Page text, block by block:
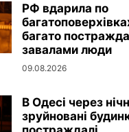
РФ вдарила по
багато
завалами люди
09.08.2026
В Одесі через
зруйновані